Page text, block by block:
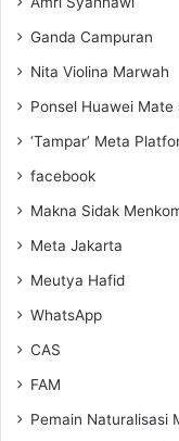
Ganda Campuran
Nita Violina Marwah
Ponsel Huawei Mate
‘Tampar’ Meta
facebook
Makna Sidak
Meta Jakarta
Meutya Hafid
WhatsApp
CAS
FAM
Pemain Naturalisasi